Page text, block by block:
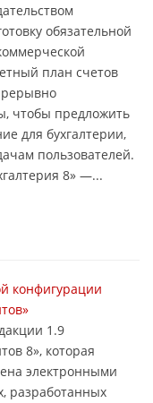
обязательной
план счетов
чтобы предложить
для бухгалтерии,
пользователей.
8» —...
конфигурации
1.9
8», которая
электронными
разработанных